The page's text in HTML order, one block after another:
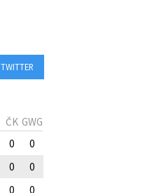
ČK GWG
0
0
0
0
0
0